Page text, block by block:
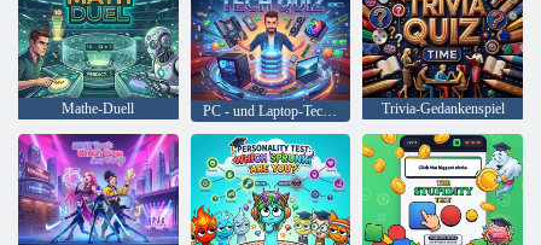
Mathe-Duell PC - und Laptop-Technikquiz Trivia-Gedankenspiel